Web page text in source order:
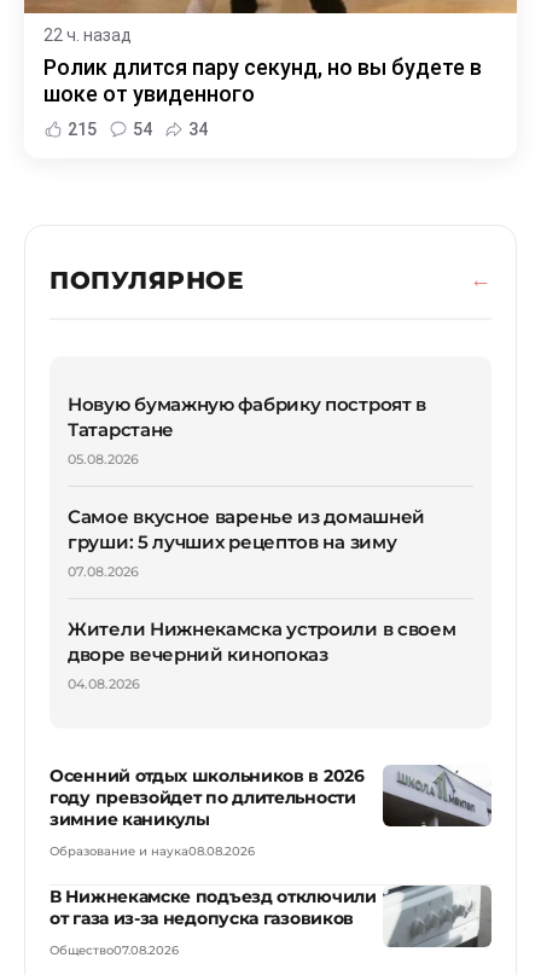
22 ч. назад
Ролик длится пару секунд, но вы будете в
шоке от увиденного
215 54 34
ПОПУЛЯРНОЕ
Новую бумажную фабрику построят в
Татарстане
05.08.2026
Самое вкусное варенье из домашней
груши: 5 лучших рецептов на зиму
07.08.2026
Жители Нижнекамска устроили в своем
дворе вечерний кинопоказ
04.08.2026
Осенний отдых школьников в 2026
году превзойдет по длительности
зимние каникулы
Образование и наука08.08.2026
В Нижнекамске подъезд отключили
от газа из-за недопуска газовиков
Общество07.08.2026